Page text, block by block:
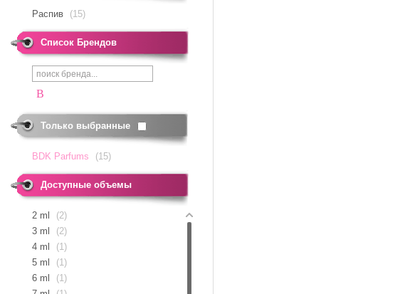
Распив (15)
Список Брендов
B
Только выбранные
BDK Parfums (15)
Доступные объемы
2 ml
(2)
3 ml
(2)
4 ml
(1)
5 ml
(1)
6 ml
(1)